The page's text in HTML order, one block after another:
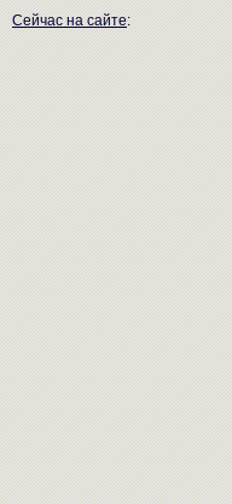
Сейчас на сайте: